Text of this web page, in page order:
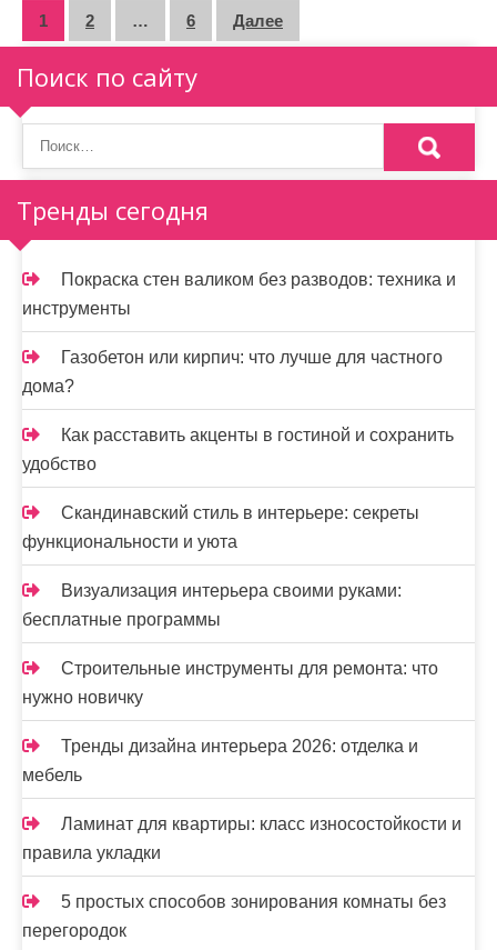
П
а
г
и
н
а
ц
и
я
з
а
п
и
с
е
й
1 2 … 6 Далее
Поиск по сайту
Тренды сегодня
Покраска стен валиком без разводов: техника и
инструменты
Газобетон или кирпич: что лучше для частного
дома?
Как расставить акценты в гостиной и сохранить
удобство
Скандинавский стиль в интерьере: секреты
функциональности и уюта
Визуализация интерьера своими руками:
бесплатные программы
Строительные инструменты для ремонта: что
нужно новичку
Тренды дизайна интерьера 2026: отделка и
мебель
Ламинат для квартиры: класс износостойкости и
правила укладки
5 простых способов зонирования комнаты без
перегородок